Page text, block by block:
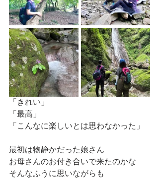
「きれい」
「最高」
「こんなに楽しいとは思わなかった」
最初は物静かだった娘さん
お母さんのお付き合いで来たのかな
そんなふうに思いながらも